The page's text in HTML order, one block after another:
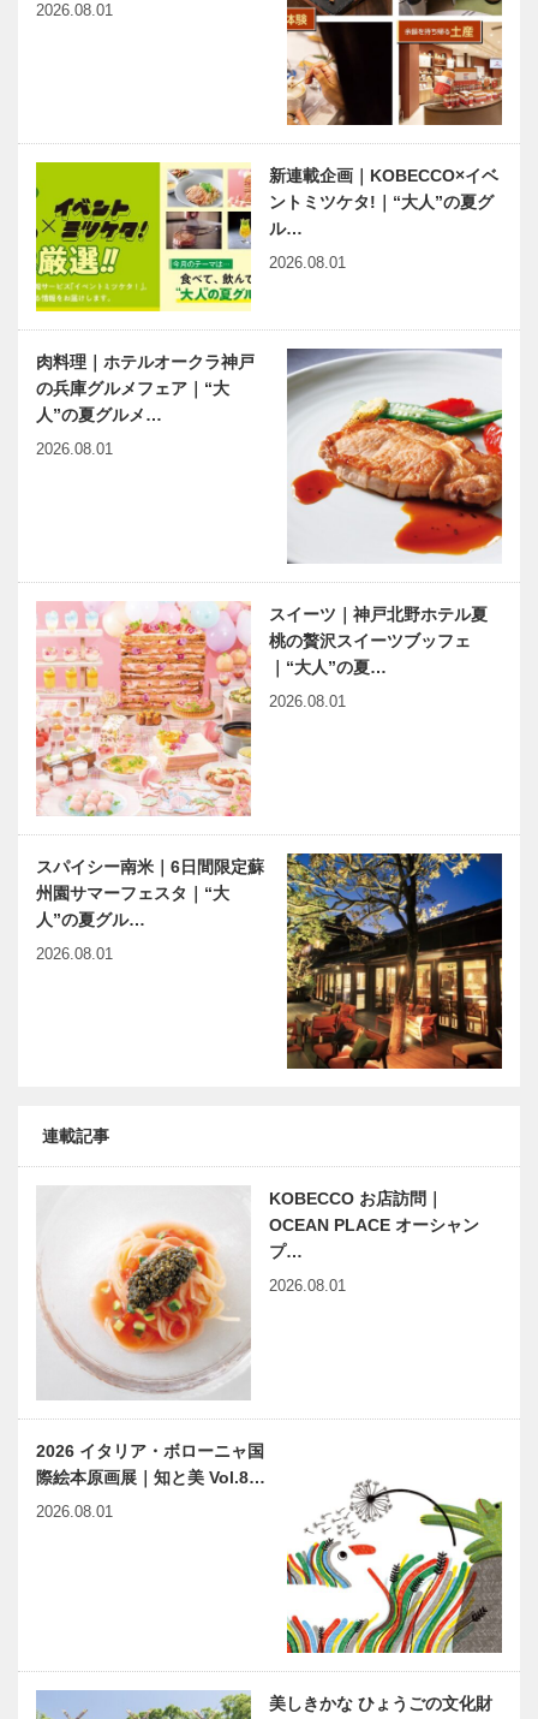
【KOBEで夏
NATURE
STUDIO
【KOBEで夏
体験】ネスタ
リゾート神戸
体験】
【KOBEで夏
体験】みなと
HANABI-
兵庫県医師会
の「みんなの
第145回
内分泌外科
…
harmony（はーもにぃ）
Vol.66 感覚過敏って何？
神戸のカクシ
ボタン 第
116回奇想天
外な居酒屋が
三宮に上陸
『禁煙酒場
ゼファー…
KOBECCOオ
ススメ 〜
連載エッセイ
／喫茶店の書
斎から87 ヒ
イジイサン
史講談を披
露 講談師
旭堂南歩さん
有馬温泉歴史人物帖 〜其
の伍〜 柘植龍洲（つげり
ゅうしゅう）
KOBEの本棚
｜『終わらな
い戦争』～復
員船「鳳
翔」“終戦”ま
での長き航路
～ 著・…
木のすまいプ
ロジェクト｜
2026.08.01
新連載企画｜KOBECCO×イベ
ントミツケタ!｜“大人”の夏グ
ル…
2026.08.01
肉料理｜ホテルオークラ神戸
の兵庫グルメフェア｜“大
人”の夏グルメ…
2026.08.01
スイーツ｜神戸北野ホテル夏
桃の贅沢スイーツブッフェ
｜“大人”の夏…
2026.08.01
スパイシー南米｜6日間限定蘇
州園サマーフェスタ｜“大
人”の夏グル…
2026.08.01
連載記事
KOBECCO お店訪問｜
OCEAN PLACE オーシャン
プ…
2026.08.01
2026 イタリア・ボローニャ国
際絵本原画展｜知と美 Vol.8…
2026.08.01
美しきかな ひょうごの文化財